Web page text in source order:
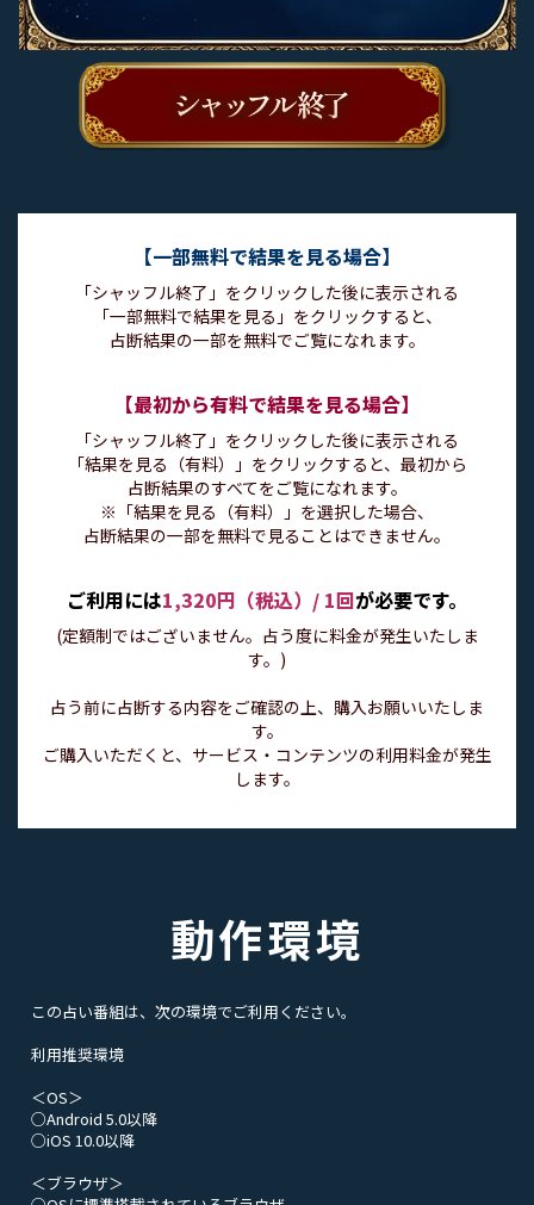
【一部無料で結果を見る場合】
「シャッフル終了」をクリックした後に表示される
「一部無料で結果を見る」をクリックすると、
占断結果の一部を無料でご覧になれます。
【最初から有料で結果を見る場合】
「シャッフル終了」をクリックした後に表示される
「結果を見る（有料）」をクリックすると、最初から
占断結果のすべてをご覧になれます。
※「結果を見る（有料）」を選択した場合、
占断結果の一部を無料で見ることはできません。
ご利用には1,320円（税込）/ 1回が必要です。
(定額制ではございません。占う度に料金が発生いたしま
す。)
占う前に占断する内容をご確認の上、購入お願いいたしま
す。
ご購入いただくと、サービス・コンテンツの利用料金が発生
します。
動作環境
この占い番組は、次の環境でご利用ください。
利用推奨環境
＜OS＞
○Android 5.0以降
○iOS 10.0以降
＜ブラウザ＞